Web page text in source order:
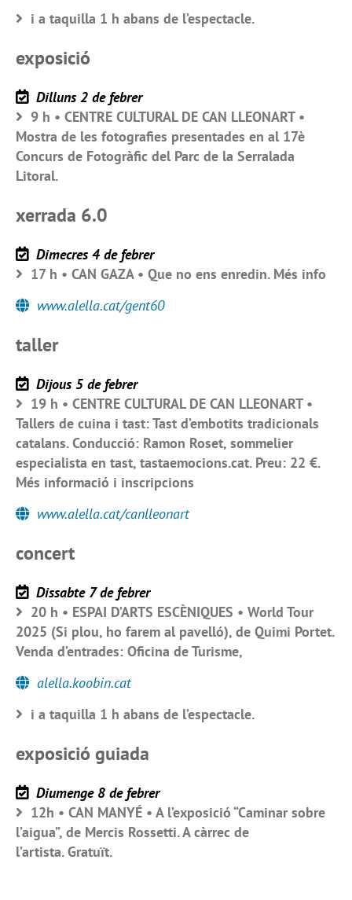
i a taquilla 1 h abans de l’espectacle.
exposició
Dilluns 2 de febrer
9 h • CENTRE CULTURAL DE CAN LLEONART •
Mostra de les fotografies presentades en al 17è
Concurs de Fotogràfic del Parc de la Serralada
Litoral.
xerrada 6.0
Dimecres 4 de febrer
17 h • CAN GAZA • Que no ens enredin. Més info
www.alella.cat/gent60
taller
Dijous 5 de febrer
19 h • CENTRE CULTURAL DE CAN LLEONART •
Tallers de cuina i tast: Tast d’embotits tradicionals
catalans. Conducció: Ramon Roset, sommelier
especialista en tast, tastaemocions.cat. Preu: 22 €.
Més informació i inscripcions
www.alella.cat/canlleonart
concert
Dissabte 7 de febrer
20 h • ESPAI D’ARTS ESCÈNIQUES • World Tour
2025 (Si plou, ho farem al pavelló), de Quimi Portet.
Venda d’entrades: Oficina de Turisme,
alella.koobin.cat
i a taquilla 1 h abans de l’espectacle.
exposició guiada
Diumenge 8 de febrer
12h • CAN MANYÉ • A l’exposició “Caminar sobre
l’aigua”, de Mercis Rossetti. A càrrec de
l’artista. Gratuït.